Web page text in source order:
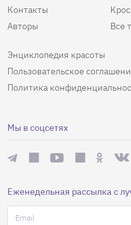
Контакты
Авторы
Все
Энциклопедия красоты
Пользовательское
Политика
Мы в соцсетях
Еженедельная рассылка с